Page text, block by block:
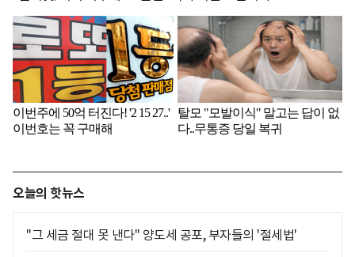
오늘의 핫뉴스
"그 세금 절대 못 낸다" 양도세 공포, 부자들의 '절세법'